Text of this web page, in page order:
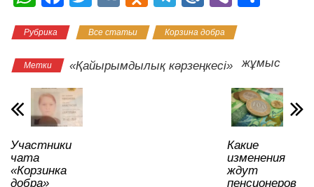
at
s
A
p
p
c
e
b
o
o
k
tt
er
n
o
e
gr
.R
u
er
а
в
и
ть
Рубрика Все статьи Корзина добра
Метки «Қайырымдылық кәрзеңкесі» жұмыс
Участники
чата
«Корзинка
добра»
Какие
изменения
ждут
пенсионеров